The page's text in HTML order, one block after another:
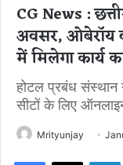
CG News :
अवसर, ओबेरॉय व
में मिलेगा कार्य
होटल प्रबंध संस्थान
सीटों के लिए
Mrityunjay